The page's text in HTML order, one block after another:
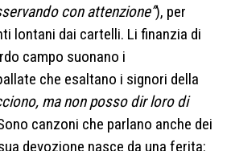
con attenzione”), per
lontani dai cartelli. Li finanzia di
campo suonano i
che esaltano i signori della
ma non posso dir loro di
canzoni che parlano anche dei
devozione nasce da una ferita: